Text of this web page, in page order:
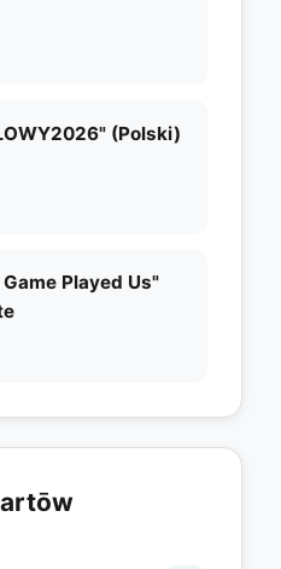
(Polski)
Played Us"